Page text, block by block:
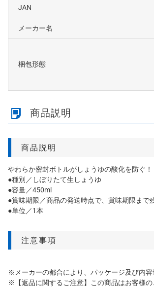
JAN
メーカー名
梱包形態
商品説明
商品説明
やわらか密封ボトルがしょうゆの酸化を防ぐ！
●種別／しぼりたて生しょうゆ
●容量／450ml
●賞味期限／商品の発送時点で、賞味期限まで
●単位／1本
注意事項
※メーカーの都合により、パッケージ及び内
※【返品に関するご注意】この商品はお客様の